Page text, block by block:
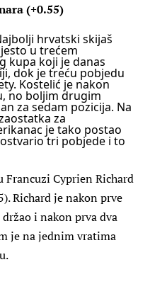
(+0.55)
hrvatski skijaš
u trećem
kupa koji je danas
dok je treću pobjedu
Kostelić je nakon
no boljim drugim
za sedam pozicija. Na
za
je tako postao
tri pobjede i to
Cyprien Richard
Richard je nakon prve
i nakon prva dva
je na jednim vratima